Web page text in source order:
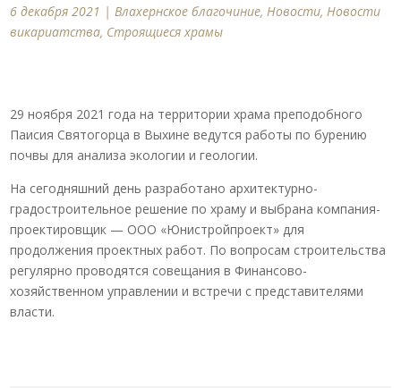
6 декабря 2021 |Влахернское благочиние,Новости,Новости
викариатства, Строящиеся храмы
29 ноября 2021 года на территории храма преподобного
Паисия Святогорца в Выхине ведутся работы по бурению
почвы для анализа экологии и геологии.
На сегодняшний день разработано архитектурно-
градостроительное решение по храму и выбрана компания-
проектировщик — ООО «Юнистройпроект» для
продолжения проектных работ. По вопросам строительства
регулярно проводятся совещания в Финансово-
хозяйственном управлении и встречи с представителями
власти.